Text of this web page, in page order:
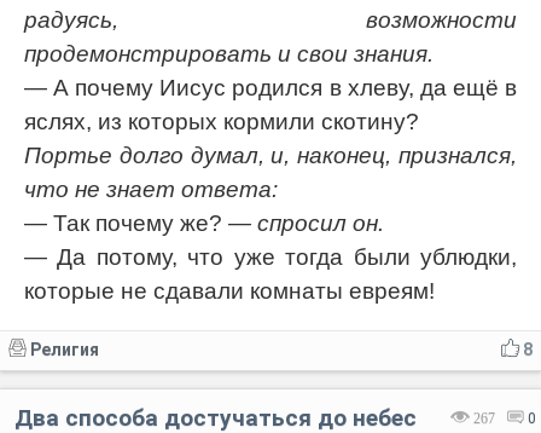
радуясь, возможности
продемонстрировать и свои знания.
— А почему Иисус родился в хлеву, да ещё в
яслях, из которых кормили скотину?
Портье долго думал, и, наконец, признался,
что не знает ответа:
— Так почему же? — спросил он.
— Да потому, что уже тогда были ублюдки,
которые не сдавали комнаты евреям!
8
Религия
267 0
Два способа достучаться до небес